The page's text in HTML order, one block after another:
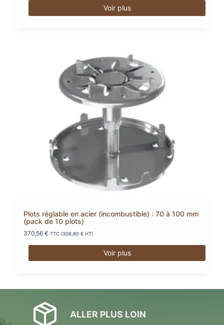
Voir plus
Plots réglable en acier (incombustible) : 70 à 100 mm
(pack de 10 plots)
370,56 € TTC (308,80 € HT)
Voir plus
ALLER PLUS LOIN